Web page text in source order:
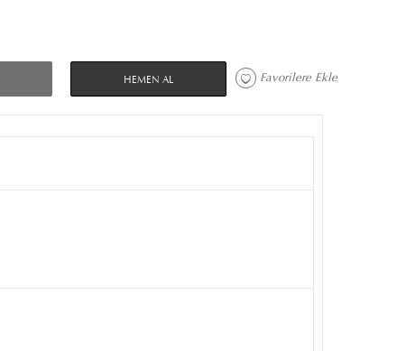
HEMEN AL Favorilere Ekle